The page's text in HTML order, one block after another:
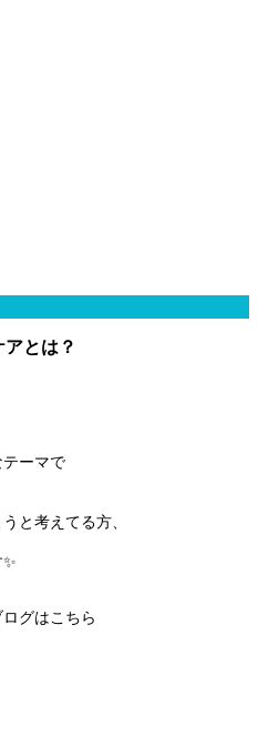
とは？
ーマで
と考えてる方、
グはこちら